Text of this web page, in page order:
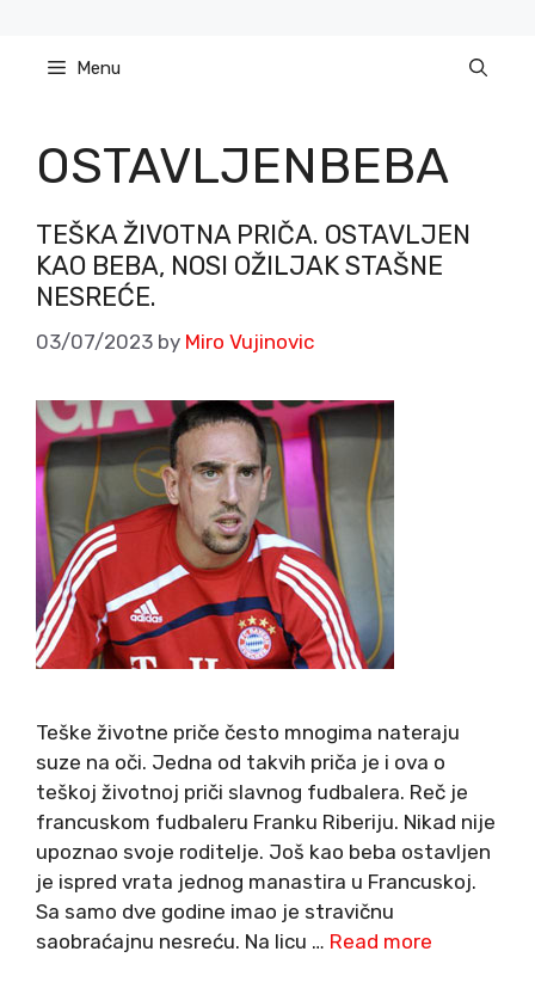
content Menu
OSTAVLJENBEBA
TEŠKA ŽIVOTNA PRIČA. OSTAVLJEN
KAO BEBA, NOSI OŽILJAK STAŠNE
NESREĆE.
03/07/2023 by Miro Vujinovic
Teške životne priče često mnogima nateraju
suze na oči. Jedna od takvih priča je i ova o
teškoj životnoj priči slavnog fudbalera. Reč je
francuskom fudbaleru Franku Riberiju. Nikad nije
upoznao svoje roditelje. Još kao beba ostavljen
je ispred vrata jednog manastira u Francuskoj.
Sa samo dve godine imao je stravičnu
saobraćajnu nesreću. Na licu … Read more